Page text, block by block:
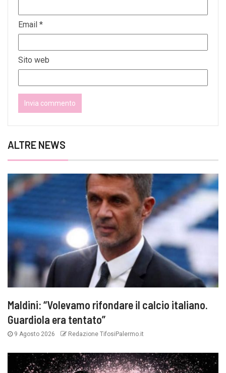
Email *
Sito web
ALTRE NEWS
Maldini: “Volevamo rifondare il calcio italiano.
Guardiola era tentato”
9 Agosto 2026 Redazione TifosiPalermo.it